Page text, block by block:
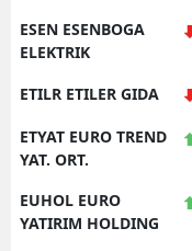
ESEN ESENBOGA
ELEKTRIK
ETILR ETILER GIDA
ETYAT EURO TREND
YAT. ORT.
EUHOL EURO
YATIRIM HOLDING